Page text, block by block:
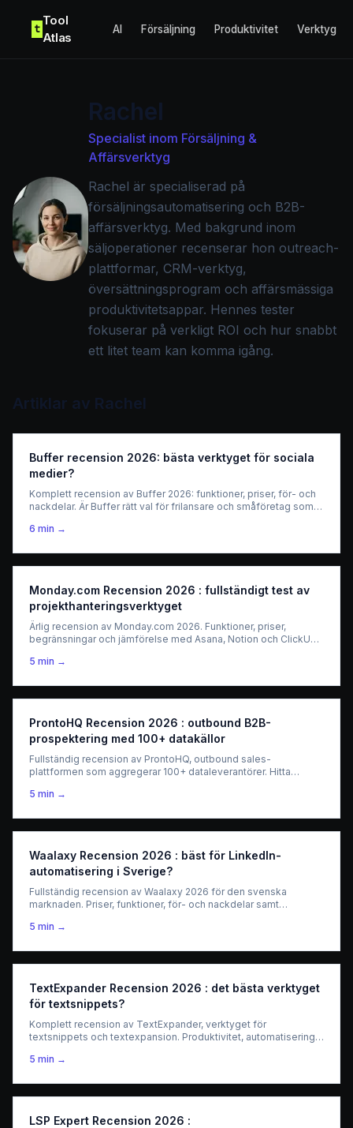
t
Tool
Atlas
AI Försäljning Produktivitet Verktyg
Rachel
Specialist inom Försäljning &
Affärsverktyg
Rachel är specialiserad på
försäljningsautomatisering och B2B-
affärsverktyg. Med bakgrund inom
säljoperationer recenserar hon outreach-
plattformar, CRM-verktyg,
översättningsprogram och affärsmässiga
produktivitetsappar. Hennes tester
fokuserar på verkligt ROI och hur snabbt
ett litet team kan komma igång.
Artiklar av Rachel
Buffer recension 2026: bästa verktyget för sociala
medier?
Komplett recension av Buffer 2026: funktioner, priser, för- och
nackdelar. Är Buffer rätt val för frilansare och småföretag som
6 min →
Monday.com Recension 2026 : fullständigt test av
projekthanteringsverktyget
Ärlig recension av Monday.com 2026. Funktioner, priser,
begränsningar och jämförelse med Asana, Notion och ClickUp.
5 min →
ProntoHQ Recension 2026 : outbound B2B-
prospektering med 100+ datakällor
Fullständig recension av ProntoHQ, outbound sales-
plattformen som aggregerar 100+ dataleverantörer. Hitta
intelligence. Pris och jämförelse 2026.
5 min →
Waalaxy Recension 2026 : bäst för LinkedIn-
automatisering i Sverige?
Fullständig recension av Waalaxy 2026 för den svenska
marknaden. Priser, funktioner, för- och nackdelar samt
5 min →
TextExpander Recension 2026 : det bästa verktyget
för textsnippets?
Komplett recension av TextExpander, verktyget för
textsnippets och textexpansion. Produktivitet, automatisering,
5 min →
LSP Expert Recension 2026 :